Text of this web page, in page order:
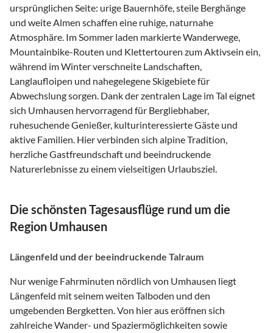
ursprünglichen Seite: urige Bauernhöfe, steile Berghänge
und weite Almen schaffen eine ruhige, naturnahe
Atmosphäre. Im Sommer laden markierte Wanderwege,
Mountainbike-Routen und Klettertouren zum Aktivsein ein,
während im Winter verschneite Landschaften,
Langlaufloipen und nahegelegene Skigebiete für
Abwechslung sorgen. Dank der zentralen Lage im Tal eignet
sich Umhausen hervorragend für Bergliebhaber,
ruhesuchende Genießer, kulturinteressierte Gäste und
aktive Familien. Hier verbinden sich alpine Tradition,
herzliche Gastfreundschaft und beeindruckende
Naturerlebnisse zu einem vielseitigen Urlaubsziel.
Die schönsten Tagesausflüge rund um die
Region Umhausen
Längenfeld und der beeindruckende Talraum
Nur wenige Fahrminuten nördlich von Umhausen liegt
Längenfeld mit seinem weiten Talboden und den
umgebenden Bergketten. Von hier aus eröffnen sich
zahlreiche Wander- und Spaziermöglichkeiten sowie